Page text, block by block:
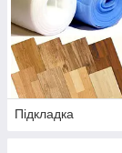
Підкладка